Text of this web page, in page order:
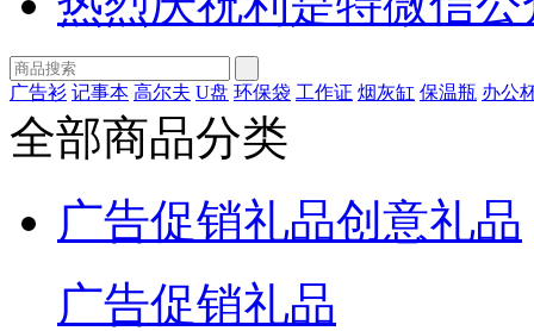
广告衫 记事本 高尔夫 U盘 环保袋 工作证 烟灰缸 保温瓶 办公
全部商品分类
广告促销礼品创意礼品
广告促销礼品